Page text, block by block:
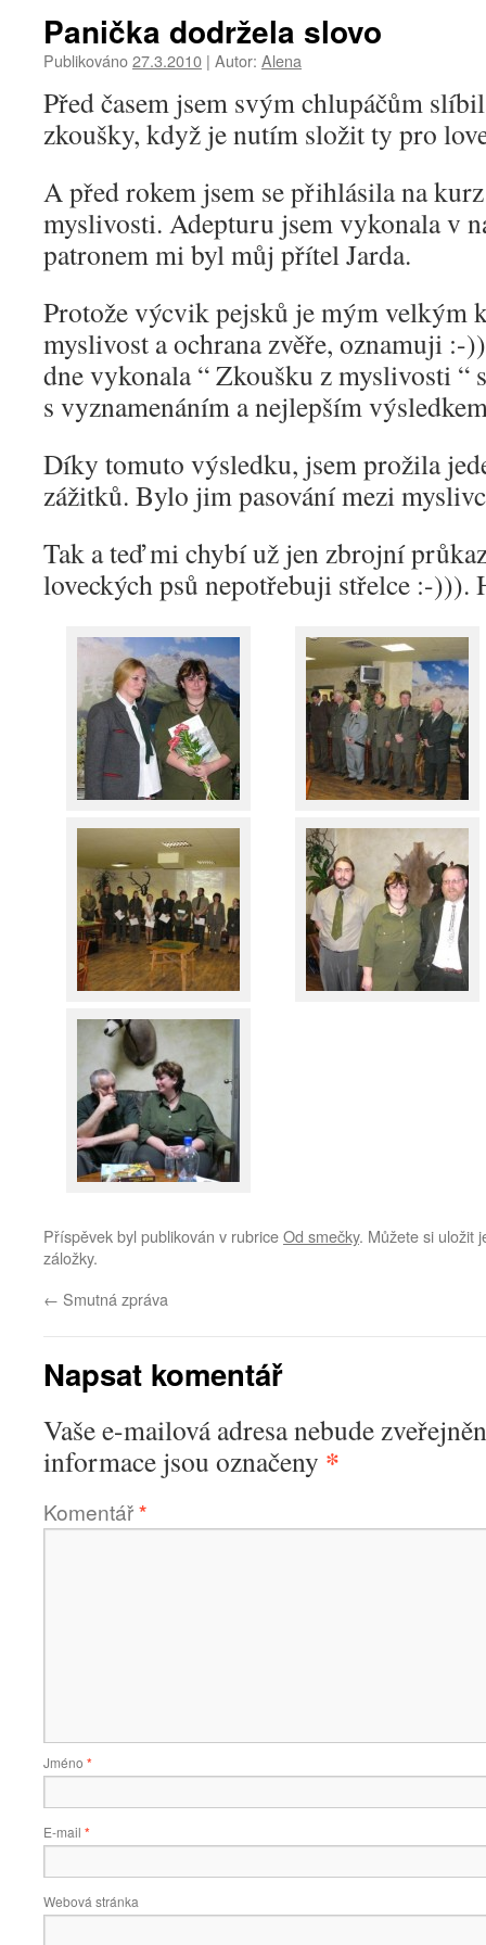
Panička dodržela slovo
Publikováno27.3.2010 | Autor: Alena
Před časem jsem svým chlupáčům
zkoušky, když je nutím složit ty pro
A před rokem jsem se přihlásila na
myslivosti. Adepturu jsem vykonala v
patronem mi byl můj přítel Jarda.
Protože výcvik pejsků je mým velkým
myslivost a ochrana zvěře, oznamuji :-
dne vykonala “ Zkoušku z myslivosti “
s vyznamenáním a nejlepším
Díky tomuto výsledku, jsem prožila
zážitků. Bylo jim pasování mezi
Tak a teď mi chybí už jen zbrojní
loveckých psů nepotřebuji střelce :-))).
Příspěvek byl publikován v rubriceOd smečky. Můžete si uložit
záložky.
← Smutná zpráva
Napsat komentář
Vaše e-mailová adresa nebude
informace jsou označeny *
Komentář*
Jméno *
E-mail *
Webová stránka